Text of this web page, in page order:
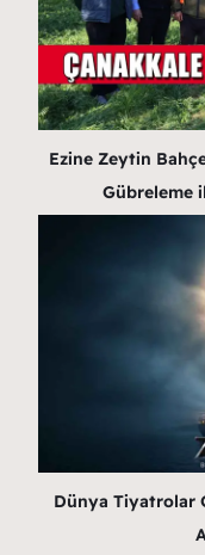
Ezine Zeytin
Gübreleme
Dünya Tiyatrolar